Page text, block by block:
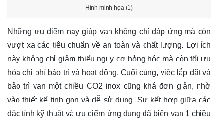
Hình minh họa (1)
Những ưu điểm này giúp van không chỉ đáp ứng mà còn
vượt xa các tiêu chuẩn về an toàn và chất lượng. Lợi ích
này không chỉ giảm thiểu nguy cơ hỏng hóc mà còn tối ưu
hóa chi phí bảo trì và hoạt động. Cuối cùng, việc lắp đặt và
bảo trì van một chiều CO2 inox cũng khá đơn giản, nhờ
vào thiết kế tinh gọn và dễ sử dụng. Sự kết hợp giữa các
đặc tính kỹ thuật và ưu điểm ứng dụng đã biến van 1 chiều